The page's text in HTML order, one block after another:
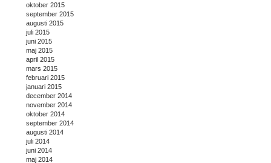
oktober 2015
september 2015
augusti 2015
juli 2015
juni 2015
maj 2015
april 2015
mars 2015
februari 2015
januari 2015
december 2014
november 2014
oktober 2014
september 2014
augusti 2014
juli 2014
juni 2014
maj 2014